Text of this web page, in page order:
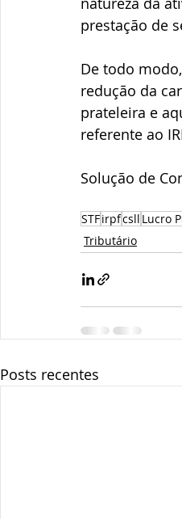
prestação de
De todo
redução da
prateleira e
referente ao
Solução de
STFirpfcsll Lucro
Tributário
Posts recentes